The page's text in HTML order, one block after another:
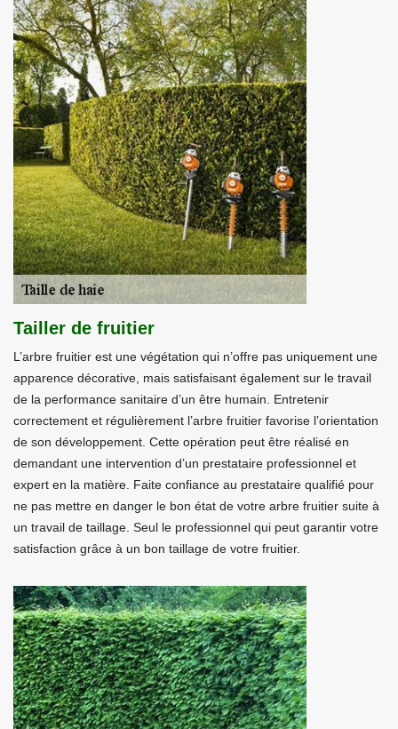
Tailler de fruitier
L’arbre fruitier est une végétation qui n’offre pas uniquement une
apparence décorative, mais satisfaisant également sur le travail
de la performance sanitaire d’un être humain. Entretenir
correctement et régulièrement l’arbre fruitier favorise l’orientation
de son développement. Cette opération peut être réalisé en
demandant une intervention d’un prestataire professionnel et
expert en la matière. Faite confiance au prestataire qualifié pour
ne pas mettre en danger le bon état de votre arbre fruitier suite à
un travail de taillage. Seul le professionnel qui peut garantir votre
satisfaction grâce à un bon taillage de votre fruitier.